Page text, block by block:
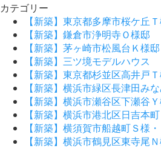
カテゴリー
【新築】東京都多摩市桜ケ丘
【新築】鎌倉市浄明寺Ｏ様邸
【新築】茅ヶ崎市松風台Ｋ様邸
【新築】三ツ境モデルハウス
【新築】東京都杉並区高井戸
【新築】横浜市緑区長津田み
【新築】横浜市瀬谷区下瀬谷
【新築】横浜市港北区日吉本
【新築】横須賀市船越町Ｓ様
【新築】横浜市鶴見区東寺尾